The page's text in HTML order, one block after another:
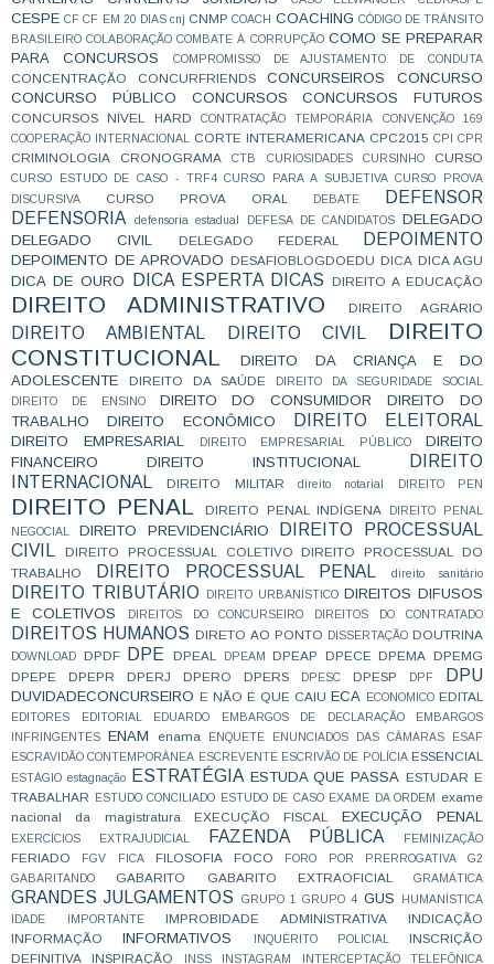
CESPE CF CF EM 20 DIAS cnj CNMP COACH COACHING CÓDIGO DE TRÂNSITO
BRASILEIRO COLABORAÇÃO COMBATE À CORRUPÇÃO COMO SE PREPARAR
PARA CONCURSOS
COMPROMISSO DE AJUSTAMENTO DE CONDUTA
CONCENTRAÇÃO CONCURFRIENDS CONCURSEIROS
CONCURSO
CONCURSO PÚBLICO
CONCURSOS CONCURSOS FUTUROS
CONCURSOS NÍVEL HARD CONTRATAÇÃO TEMPORÁRIA
CONVENÇÃO 169
COOPERAÇÃO INTERNACIONAL CORTE INTERAMERICANA CPC2015 CPI CPR
CRIMINOLOGIA CRONOGRAMA CTB CURIOSIDADES CURSINHO CURSO
CURSO ESTUDO DE CASO - TRF4 CURSO PARA A SUBJETIVA
CURSO PROVA
DISCURSIVA
CURSO PROVA ORAL DEBATE
DEFENSOR
DEFENSORIA
defensoria estadual DEFESA DE CANDIDATOS
DELEGADO
DELEGADO CIVIL
DELEGADO FEDERAL DEPOIMENTO
DEPOIMENTO DE APROVADO DESAFIOBLOGDOEDU DICA DICA AGU
DICA DE OURO DICA ESPERTA DICAS DIREITO A EDUCAÇÃO
DIREITO ADMINISTRATIVO DIREITO AGRÁRIO
DIREITO AMBIENTAL DIREITO CIVIL
DIREITO
CONSTITUCIONAL
DIREITO DA CRIANÇA E DO
ADOLESCENTE
DIREITO DA SAÚDE
DIREITO DA SEGURIDADE SOCIAL
DIREITO DE ENSINO
DIREITO DO CONSUMIDOR
DIREITO DO
TRABALHO
DIREITO ECONÔMICO DIREITO ELEITORAL
DIREITO EMPRESARIAL DIREITO EMPRESARIAL PÚBLICO
DIREITO
FINANCEIRO
DIREITO INSTITUCIONAL
DIREITO
INTERNACIONAL
DIREITO MILITAR direito notarial DIREITO PEN
DIREITO PENAL DIREITO PENAL INDÍGENA
DIREITO PENAL
NEGOCIAL
DIREITO PREVIDENCIÁRIO
DIREITO PROCESSUAL
CIVIL
DIREITO PROCESSUAL COLETIVO
DIREITO PROCESSUAL DO
TRABALHO
DIREITO PROCESSUAL PENAL direito sanitário
DIREITO TRIBUTÁRIO DIREITO URBANÍSTICO DIREITOS DIFUSOS
E COLETIVOS
DIREITOS DO CONCURSEIRO DIREITOS DO CONTRATADO
DIREITOS HUMANOS DIRETO AO PONTO DISSERTAÇÃO DOUTRINA
DOWNLOAD DPDF DPE DPEAL DPEAM DPEAP DPECE DPEMA DPEMG
DPEPE
DPEPR DPERJ DPERO DPERS DPESC DPESP DPF DPU
DUVIDADECONCURSEIRO E NÃO É QUE CAIU ECA ECONOMICO EDITAL
EDITORES EDITORIAL EDUARDO EMBARGOS DE DECLARAÇÃO
EMBARGOS
INFRINGENTES
ENAM enama ENQUETE ENUNCIADOS DAS CÂMARAS
ESAF
ESCRAVIDÃO CONTEMPORÂNEA ESCREVENTE ESCRIVÃO DE POLÍCIA ESSENCIAL
ESTÁGIO estagnação ESTRATÉGIA ESTUDA QUE PASSA ESTUDAR E
TRABALHAR
ESTUDO CONCILIADO ESTUDO DE CASO EXAME DA ORDEM
exame
nacional da magistratura
EXECUÇÃO FISCAL EXECUÇÃO PENAL
EXERCÍCIOS EXTRAJUDICIAL FAZENDA PÚBLICA FEMINIZAÇÃO
FERIADO FGV FICA FILOSOFIA FOCO FORO POR PRERROGATIVA
G2
GABARITANDO
GABARITO GABARITO EXTRAOFICIAL GRAMÁTICA
GRANDES JULGAMENTOS GRUPO 1 GRUPO 4 GUS
HUMANÍSTICA
IDADE
IMPORTANTE IMPROBIDADE ADMINISTRATIVA
INDICAÇÃO
INFORMAÇÃO
INFORMATIVOS INQUÉRITO POLICIAL
INSCRIÇÃO
DEFINITIVA
INSPIRAÇÃO INSS INSTAGRAM INTERCEPTAÇÃO TELEFÔNICA